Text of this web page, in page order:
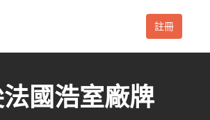
註冊
國浩室廠牌